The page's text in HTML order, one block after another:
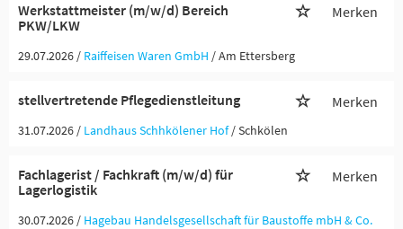
Werkstattmeister (m/w/d) Bereich
PKW/LKW
Merken
29.07.2026 / Raiffeisen Waren GmbH / Am Ettersberg
stellvertretende Pflegedienstleitung Merken
31.07.2026 / Landhaus Schhkölener Hof / Schkölen
Fachlagerist / Fachkraft (m/w/d) für
Lagerlogistik
Merken
30.07.2026 / Hagebau Handelsgesellschaft für Baustoffe mbH & Co.